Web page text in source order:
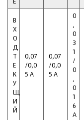
В
Х
О
Д
Т
Е
К
У
Щ
И
Й
0,07
/0,0
5 А
0,07
/0,0
5 А
0
,
0
3
1
/
0
,
0
1
6
А